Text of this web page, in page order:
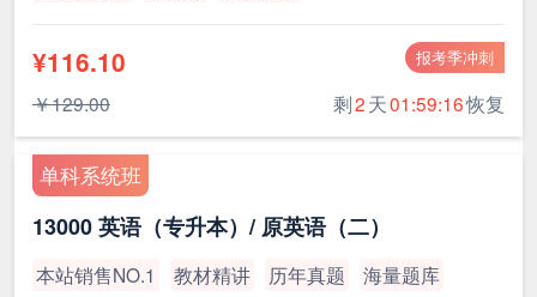
报考季冲刺
¥116.10
￥129.00 剩2天01:59:15恢复
单科系统班
13000 英语（专升本）/ 原英语（二）
本站销售NO.1 教材精讲 历年真题
海量题库